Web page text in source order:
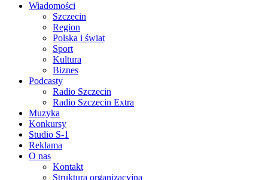
Wiadomości
Szczecin
Region
Polska i świat
Sport
Kultura
Biznes
Podcasty
Radio Szczecin
Radio Szczecin Extra
Muzyka
Konkursy
Studio S-1
Reklama
O nas
Kontakt
Struktura organizacyjna